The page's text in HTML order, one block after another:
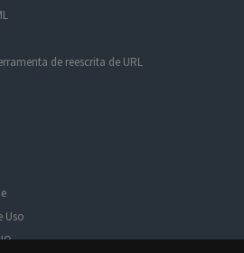
de reescrita de URL
Uso